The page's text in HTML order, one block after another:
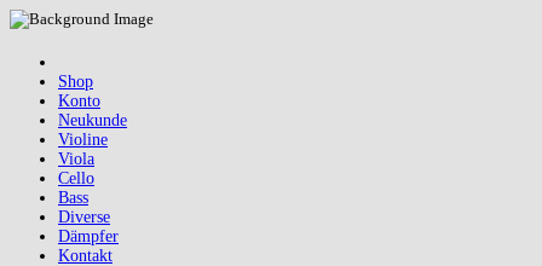
Shop
Konto
Neukunde
Violine
Viola
Cello
Bass
Diverse
Dämpfer
Kontakt